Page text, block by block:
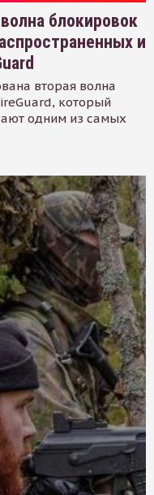
блокировок
и
вторая волна
который
одним из самых